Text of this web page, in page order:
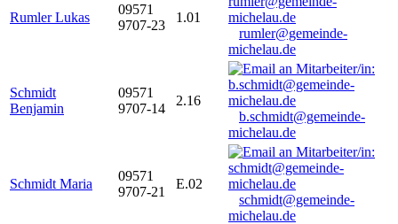
Rumler Lukas
09571
9707-23
1.01
rumler@gemeinde-
michelau.de
Schmidt
Benjamin
09571
9707-14
2.16
b.schmidt@gemeinde-
michelau.de
Schmidt Maria
09571
9707-21
E.02
schmidt@gemeinde-
michelau.de